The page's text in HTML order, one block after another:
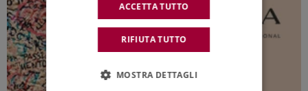
ACCETTA TUTTO
RIFIUTA TUTTO
MOSTRA DETTAGLI